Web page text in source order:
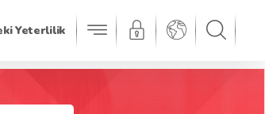
Yeterlilik